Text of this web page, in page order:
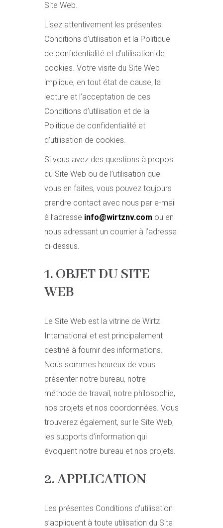
Site Web.
Lisez attentivement les présentes
Conditions d’utilisation et la Politique
de confidentialité et d’utilisation de
cookies. Votre visite du Site Web
implique, en tout état de cause, la
lecture et l’acceptation de ces
Conditions d’utilisation et de la
Politique de confidentialité et
d’utilisation de cookies.
Si vous avez des questions à propos
du Site Web ou de l’utilisation que
vous en faites, vous pouvez toujours
prendre contact avec nous par e-mail
à l’adresse info@wirtznv.com ou en
nous adressant un courrier à l’adresse
ci-dessus.
1. OBJET DU SITE
WEB
Le Site Web est la vitrine de Wirtz
International et est principalement
destiné à fournir des informations.
Nous sommes heureux de vous
présenter notre bureau, notre
méthode de travail, notre philosophie,
nos projets et nos coordonnées. Vous
trouverez également, sur le Site Web,
les supports d’information qui
évoquent notre bureau et nos projets.
2. APPLICATION
Les présentes Conditions d’utilisation
s’appliquent à toute utilisation du Site